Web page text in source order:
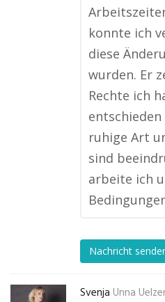
konnte ich
diese
wurden. Er
Rechte ich
ruhige Art
sind
arbeite ich
Nachricht
Svenja Unna